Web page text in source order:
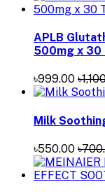
APLB
500mg x 30
৳999.00
Milk
৳550.00